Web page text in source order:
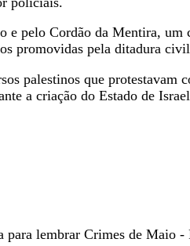
pelo Cordão da Mentira, um
promovidas pela ditadura
palestinos que protestavam
a criação do Estado de
lembrar Crimes de Maio